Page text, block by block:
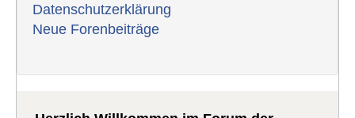
Datenschutzerklärung
Neue Forenbeiträge